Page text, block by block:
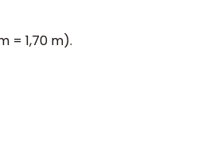
= 1,70 m).